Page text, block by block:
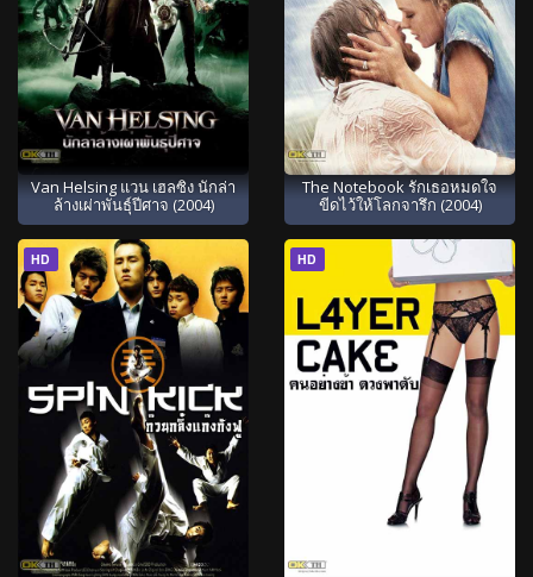
Van Helsing แวน เฮลซิง นักล่า
ล้างเผ่าพันธุ์ปีศาจ (2004)
The Notebook รักเธอหมดใจ
ขีดไว้ให้โลกจารึก (2004)
HD HD